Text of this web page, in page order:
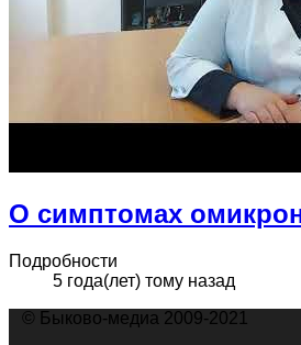
О симптомах
Подробности
5 года(лет) тому назад
© Быково-медиа 2009-2021